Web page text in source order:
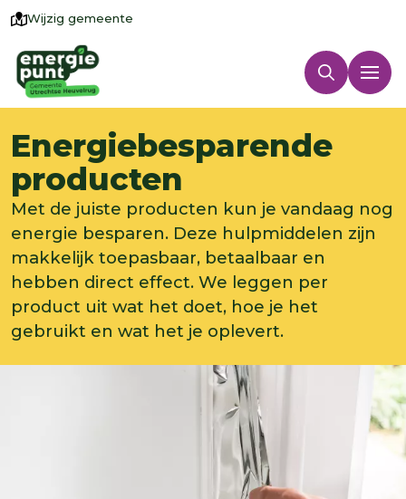
Wijzig gemeente
Energiebesparende
producten
Met de juiste producten kun je vandaag nog
energie besparen. Deze hulpmiddelen zijn
makkelijk toepasbaar, betaalbaar en
hebben direct effect. We leggen per
product uit wat het doet, hoe je het
gebruikt en wat het je oplevert.